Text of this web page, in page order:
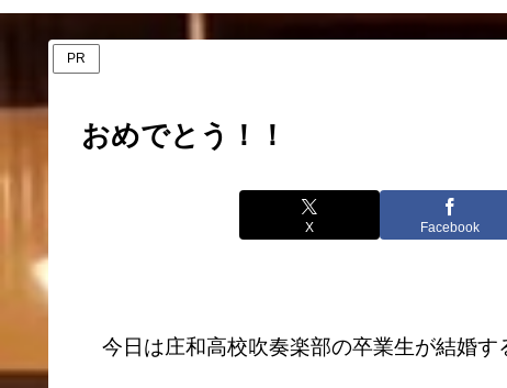
PR
おめでとう！！
X Facebook
今日は庄和高校吹奏楽部の卒業生が結婚す